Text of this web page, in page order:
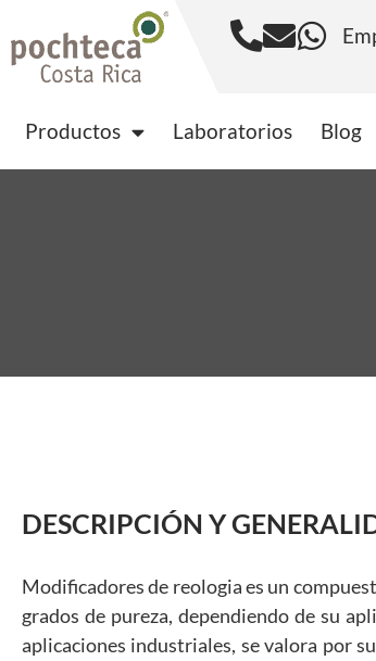
Productos Laboratorios Blog
DESCRIPCIÓN Y
Modificadores de reologia es un
grados de pureza, dependiendo de su
aplicaciones industriales, se valora por